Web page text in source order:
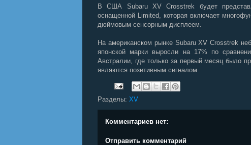
В США Subaru XV Crosstrek будет
оснащенной Limited, которая включает
дюймовым сенсорным дисплеем.
На американском рынке Subaru XV Crosstrek
японской марки выросли на 17% по
Австралии, где только за первый месяц было
являются позитивным сигналом.
Разделы: XV
Комментариев нет:
Отправить комментарий